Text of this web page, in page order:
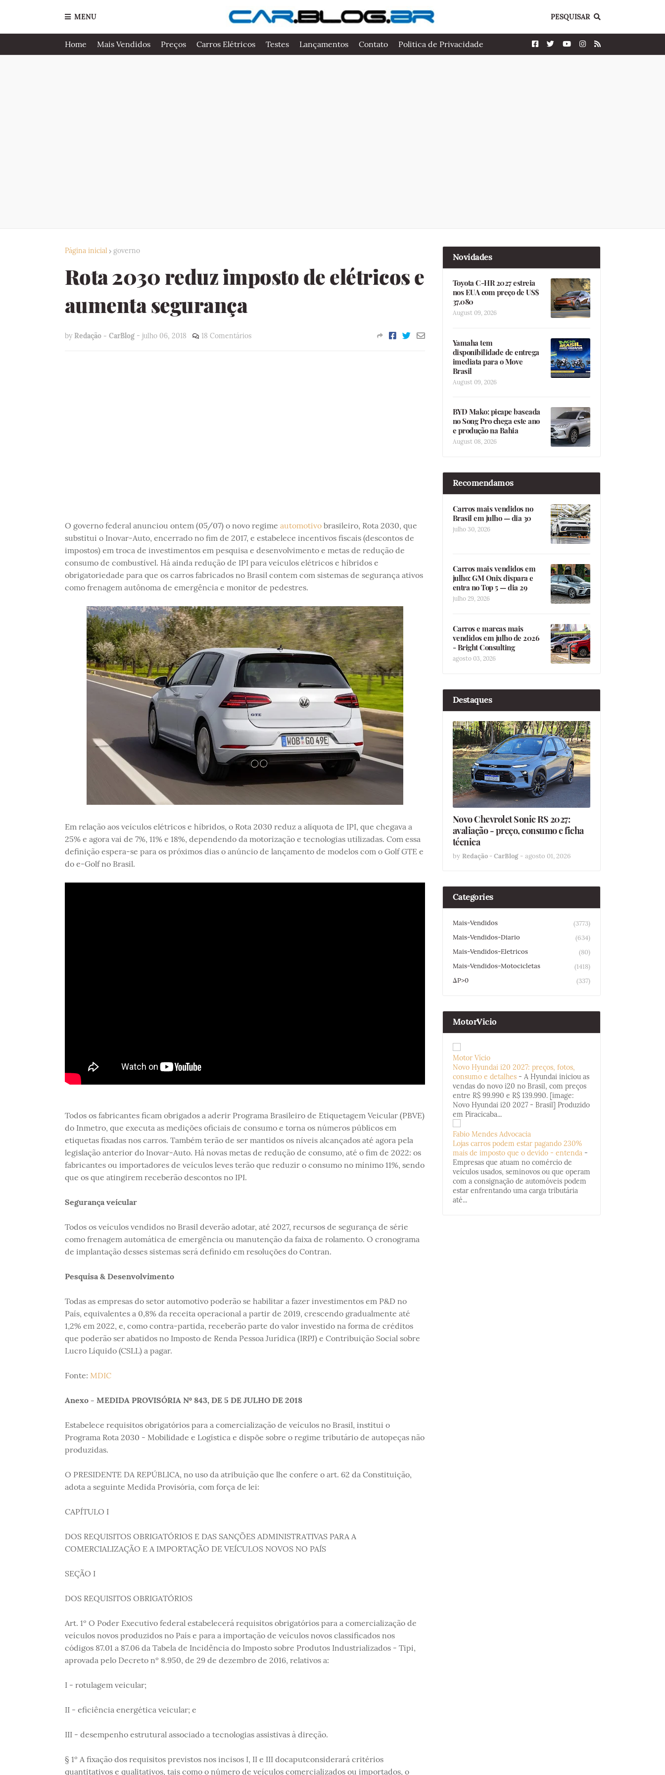
MENU PESQUISAR
Home Mais Vendidos Preços Carros Elétricos Testes Lançamentos Contato Politica de Privacidade
Página inicial governo
Rota 2030 reduz imposto de elétricos e
aumenta segurança
by Redação - CarBlog - julho 06, 2018 18 Comentários
O governo federal anunciou ontem (05/07) o novo regime automotivobrasileiro, Rota 2030, que
substitui o Inovar-Auto, encerrado no fim de 2017, e estabelece incentivos fiscais (descontos de
impostos) em troca de investimentos em pesquisa e desenvolvimento e metas de redução de
consumo de combustível. Há ainda redução de IPI para veículos elétricos e híbridos e
obrigatoriedade para que os carros fabricados no Brasil contem com sistemas de segurança ativos
como frenagem autônoma de emergência e monitor de pedestres.
Em relação aos veículos elétricos e híbridos, o Rota 2030 reduz a alíquota de IPI, que chegava a
25% e agora vai de 7%, 11% e 18%, dependendo da motorização e tecnologias utilizadas. Com essa
definição espera-se para os próximos dias o anúncio de lançamento de modelos com o Golf GTE e
do e-Golf no Brasil.
Todos os fabricantes ficam obrigados a aderir Programa Brasileiro de Etiquetagem Veicular (PBVE)
do Inmetro, que executa as medições oficiais de consumo e torna os números públicos em
etiquetas fixadas nos carros. Também terão de ser mantidos os níveis alcançados até agora pela
legislação anterior do Inovar-Auto. Há novas metas de redução de consumo, até o fim de 2022: os
fabricantes ou importadores de veículos leves terão que reduzir o consumo no mínimo 11%, sendo
que os que atingirem receberão descontos no IPI.
Segurança veícular
Todos os veículos vendidos no Brasil deverão adotar, até 2027, recursos de segurança de série
como frenagem automática de emergência ou manutenção da faixa de rolamento. O cronograma
de implantação desses sistemas será definido em resoluções do Contran.
Pesquisa & Desenvolvimento
Todas as empresas do setor automotivo poderão se habilitar a fazer investimentos em P&D no
País, equivalentes a 0,8% da receita operacional a partir de 2019, crescendo gradualmente até
1,2% em 2022, e, como contra-partida, receberão parte do valor investido na forma de créditos
que poderão ser abatidos no Imposto de Renda Pessoa Jurídica (IRPJ) e Contribuição Social sobre
Lucro Líquido (CSLL) a pagar.
Fonte: MDIC
Anexo - MEDIDA PROVISÓRIA Nº 843, DE 5 DE JULHO DE 2018
Estabelece requisitos obrigatórios para a comercialização de veículos no Brasil, institui o
Programa Rota 2030 - Mobilidade e Logística e dispõe sobre o regime tributário de autopeças não
produzidas.
O PRESIDENTE DA REPÚBLICA, no uso da atribuição que lhe confere o art. 62 da Constituição,
adota a seguinte Medida Provisória, com força de lei:
CAPÍTULO I
DOS REQUISITOS OBRIGATÓRIOS E DAS SANÇÕES ADMINISTRATIVAS PARA A
COMERCIALIZAÇÃO E A IMPORTAÇÃO DE VEÍCULOS NOVOS NO PAÍS
SEÇÃO I
DOS REQUISITOS OBRIGATÓRIOS
Art. 1º O Poder Executivo federal estabelecerá requisitos obrigatórios para a comercialização de
veículos novos produzidos no País e para a importação de veículos novos classificados nos
códigos 87.01 a 87.06 da Tabela de Incidência do Imposto sobre Produtos Industrializados - Tipi,
aprovada pelo Decreto nº 8.950, de 29 de dezembro de 2016, relativos a:
I - rotulagem veicular;
II - eficiência energética veicular; e
III - desempenho estrutural associado a tecnologias assistivas à direção.
§ 1º A fixação dos requisitos previstos nos incisos I, II e III docaputconsiderará critérios
quantitativos e qualitativos, tais como o número de veículos comercializados ou importados, o
Novidades
Toyota C-HR 2027 estreia
nos EUA com preço de US$
37.080
August 09, 2026
Yamaha tem
disponibilidade de entrega
imediata para o Move
Brasil
August 09, 2026
BYD Mako: picape baseada
no Song Pro chega este ano
e produção na Bahia
August 08, 2026
Recomendamos
Carros mais vendidos no
Brasil em julho — dia 30
julho 30, 2026
Carros mais vendidos em
julho: GM Onix dispara e
entra no Top 5 — dia 29
julho 29, 2026
Carros e marcas mais
vendidos em julho de 2026
- Bright Consulting
agosto 03, 2026
Destaques
Novo Chevrolet Sonic RS 2027:
avaliação - preço, consumo e ficha
técnica
by Redação - CarBlog - agosto 01, 2026
Categories
Mais-Vendidos
(3773)
Mais-Vendidos-Diario
(634)
Mais-Vendidos-Eletricos
(80)
Mais-Vendidos-Motocicletas
(1418)
ΔP>0
(337)
MotorVicio
Motor Vício
Novo Hyundai i20 2027: preços, fotos,
consumo e detalhes - A Hyundai iniciou as
vendas do novo i20 no Brasil, com preços
entre R$ 99.990 e R$ 139.990. [image:
Novo Hyundai i20 2027 - Brasil] Produzido
em Piracicaba...
Fabio Mendes Advocacia
Lojas carros podem estar pagando 230%
mais de imposto que o devido - entenda -
Empresas que atuam no comércio de
veículos usados, seminovos ou que operam
com a consignação de automóveis podem
estar enfrentando uma carga tributária
até...